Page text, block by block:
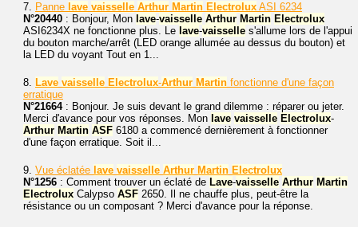
7. Panne lave vaisselle Arthur Martin Electrolux ASI 6234
N°20440 : Bonjour, Mon lave-vaisselle Arthur Martin Electrolux
ASI6234X ne fonctionne plus. Le lave-vaisselle s'allume lors de l'appui
du bouton marche/arrêt (LED orange allumée au dessus du bouton) et
la LED du voyant Tout en 1...
8. Lave vaisselle Electrolux-Arthur Martin fonctionne d'une façon
erratique
N°21664: Bonjour. Je suis devant le grand dilemme : réparer ou jeter.
Merci d'avance pour vos réponses. Mon lave vaisselle Electrolux-
Arthur Martin ASF 6180 a commencé dernièrement à fonctionner
d'une façon erratique. Soit il...
9. Vue éclatée lave vaisselle Arthur Martin Electrolux
N°1256 : Comment trouver un éclaté de Lave-vaisselle Arthur Martin
Electrolux Calypso ASF 2650. Il ne chauffe plus, peut-être la
résistance ou un composant ? Merci d'avance pour la réponse.